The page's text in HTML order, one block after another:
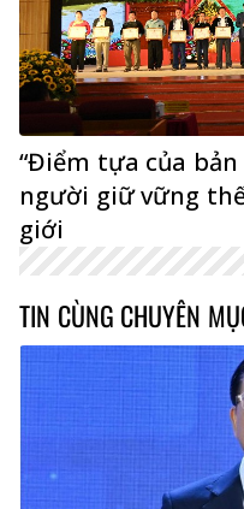
“Điểm tựa của
người giữ vững
giới
TIN CÙNG CHUYÊN